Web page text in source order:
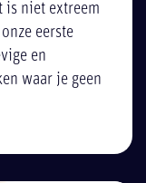
is niet extreem
eerste
en
waar je geen